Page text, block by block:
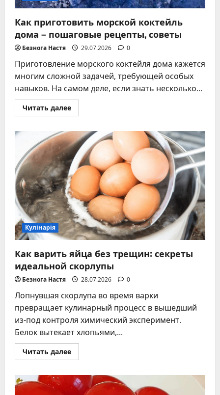
Как приготовить морской коктейль
дома – пошаговые рецепты, советы
Безнога Настя 29.07.2026 0
Приготовление морского коктейля дома кажется
многим сложной задачей, требующей особых
навыков. На самом деле, если знать несколько...
Читать далееПрочитать
больше
приготовить
морской
коктейль
дома
–
пошаговые
рецепты,
советы
Кулінарія
Как варить яйца без трещин: секреты
идеальной скорлупы
Безнога Настя 28.07.2026 0
Лопнувшая скорлупа во время варки
превращает кулинарный процесс в вышедший
из-под контроля химический эксперимент.
Белок вытекает хлопьями,...
Читать далееПрочитать
больше
варить
яйца
без